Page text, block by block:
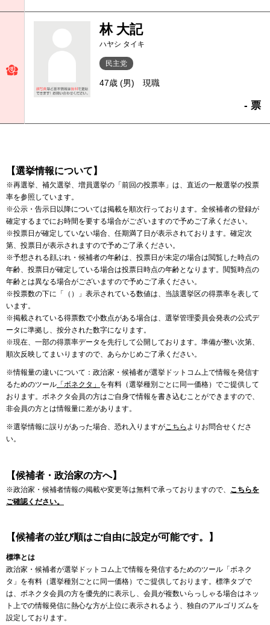
林 大記
ハヤシ タイキ
民主党
47歳 (男) 現職
- 票
【選挙情報について】
※再選挙、補欠選挙、増員選挙の「前回の投票率」は、直近の一般選挙の投票
率を参照しています。
※公示・告示日以降については掲載を順次行っております。全候補者の登録が
確定するまでにお時間を要する場合がございますので予めご了承ください。
※投票日が確定していない場合、任期満了日が表示されております。確定次
第、投票日が表示されますので予めご了承ください。
※予想される顔ぶれ・候補者の年齢は、投票日が未定の場合は閲覧した時点の
年齢、投票日が確定している場合は投票日時点の年齢となります。閲覧時点の
年齢とは異なる場合がございますので予めご了承ください。
※投票数の下に「（）」表示されている数値は、当該選挙区の得票率を表して
います。
※掲載されている得票数で小数点がある場合は、選挙管理委員会発表の公式デ
ータに準拠し、按分された数字になります。
※現在、一部の得票率データを先行して公開しております。準備が整い次第、
順次反映してまいりますので、あらかじめご了承ください。
※情報量の違いについて：政治家・候補者が選挙ドットコム上で情報を発信す
るためのツール 「ボネクタ」 を有料（選挙種別ごとに同一価格）でご提供して
おります。ボネクタ会員の方はご自身で情報を書き込むことができますので、
非会員の方とは情報量に差があります。
※選挙情報に誤りがあった場合、恐れ入りますがこちら よりお問合せくださ
い。
【候補者・政治家の方へ】
※政治家・候補者情報の掲載や変更等は無料で承っておりますので、 こちらを
ご確認ください。
【候補者の並び順はご自由に設定が可能です。】
標準とは
政治家・候補者が選挙ドットコム上で情報を発信するためのツール「ボネク
タ」を有料（選挙種別ごとに同一価格）でご提供しております。標準タブで
は、ボネクタ会員の方を優先的に表示し、会員が複数いらっしゃる場合はネッ
ト上での情報発信に熱心な方が上位に表示されるよう、独自のアルゴリズムを
設定しております。